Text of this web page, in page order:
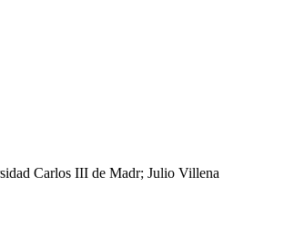
Carlos III de Madr; Julio Villena